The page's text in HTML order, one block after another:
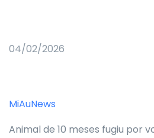
04/02/2026
MiAuNews
Animal de 10 meses fugiu por